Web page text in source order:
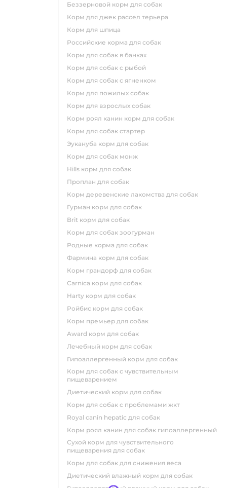
беззерновой корм для собак
корм для джек рассел терьера
корм для шпица
российские корма для собак
корм для собак в банках
корм для собак с рыбой
корм для собак с ягненком
корм для пожилых собак
корм для взрослых собак
корм роял канин корм для собак
корм для собак стартер
эукануба корм для собак
корм для собак монж
hills корм для собак
проплан для собак
корм деревенские лакомства для собак
гурман корм для собак
brit корм для собак
корм для собак зоогурман
родные корма для собак
фармина корм для собак
корм грандорф для собак
carnica корм для собак
harty корм для собак
ройбис корм для собак
корм премьер для собак
award корм для собак
лечебный корм для собак
гипоаллергенный корм для собак
корм для собак с чувствительным
пищеварением
диетический корм для собак
корм для собак с проблемами жкт
royal canin hepatic для собак
корм роял канин для собак гипоаллергенный
сухой корм для чувствительного
пищеварения для собак
корм для собак для снижения веса
диетический влажный корм для собак